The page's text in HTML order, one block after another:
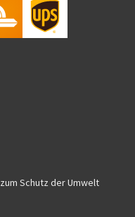
Schutz der Umwelt